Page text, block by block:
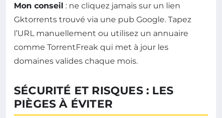
Mon conseil : ne cliquez jamais sur un lien
Gktorrents trouvé via une pub Google. Tapez
l’URL manuellement ou utilisez un annuaire
comme TorrentFreak qui met à jour les
domaines valides chaque mois.
SÉCURITÉ ET RISQUES : LES
PIÈGES À ÉVITER